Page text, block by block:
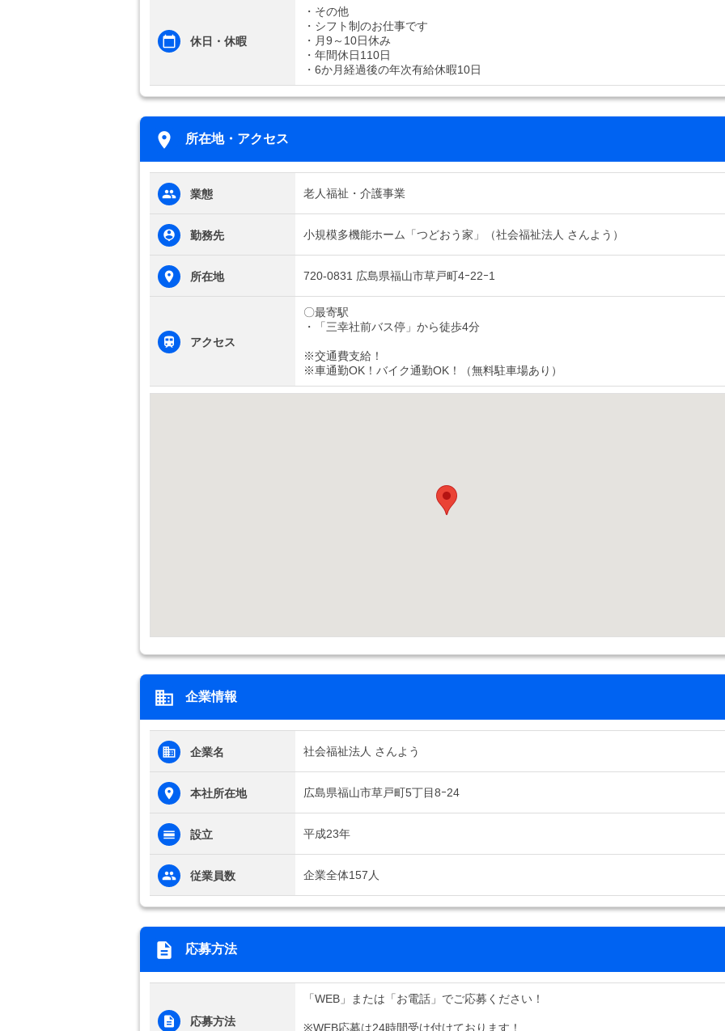
休日・休暇
・その他
・シフト制のお仕事です
・月9～10日休み
・年間休日110日
・6か月経過後の年次有給休暇10日
所在地・アクセス
業態 老人福祉・介護事業
勤務先 小規模多機能ホーム「つどおう家」（社会福祉法人 さんよう）
所在地 720-0831 広島県福山市草戸町4ｰ22ｰ1
アクセス
〇最寄駅
・「三幸社前バス停」から徒歩4分
※交通費支給！
※車通勤OK！バイク通勤OK！（無料駐車場あり）
企業情報
企業名 社会福祉法人 さんよう
本社所在地 広島県福山市草戸町5丁目8ｰ24
設立 平成23年
従業員数 企業全体157人
応募方法
応募方法
「WEB」または「お電話」でご応募ください！
※WEB応募は24時間受け付けております！